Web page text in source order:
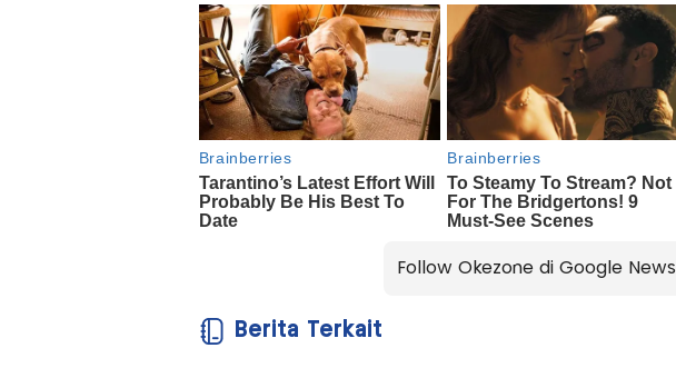
Follow Okezone di Google News
Berita Terkait